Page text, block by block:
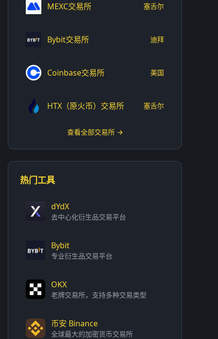
MEXC交易所 塞舌尔
Bybit交易所 迪拜
Coinbase交易所 美国
HTX（原火币）交易所 塞舌尔
查看全部交易所 →
热门工具
dYdX
去中心化衍生品交易平台
Bybit
专业衍生品交易平台
OKX
老牌交易所，支持多种交易类型
币安 Binance
全球最大的加密货币交易所